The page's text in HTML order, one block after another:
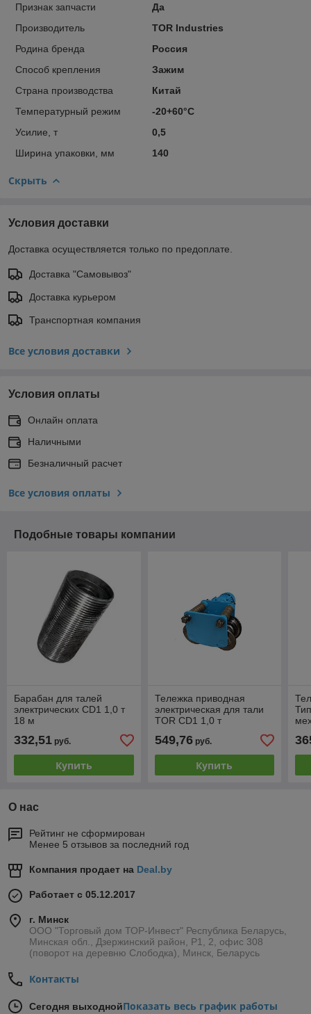
Признак запчасти
Да
Производитель
TOR Industries
Родина бренда
Россия
Способ крепления
Зажим
Страна производства
Китай
Температурный режим
-20+60°С
Усилие, т
0,5
Ширина упаковки, мм
140
Скрыть
Условия доставки
Доставка осуществляется только по предоплате.
Доставка "Самовывоз"
Доставка курьером
Транспортная компания
Все условия доставки
Условия оплаты
Онлайн оплата
Наличными
Безналичный расчет
Все условия оплаты
Подобные товары компании
Барабан для талей
электрических CD1 1,0 т
18 м
332,51 руб.
Купить
Тележка приводная
электрическая для тали
TOR CD1 1,0 т
549,76руб.
Купить
О нас
Рейтинг не сформирован
Менее 5 отзывов за последний год
Компания продает на Deal.by
Работает с 05.12.2017
г. Минск
ООО "Торговый дом ТОР-Инвест" Республика Беларусь,
Минская обл., Дзержинский район, Р1, 2, офис 308
(поворот на деревню Слободка), Минск, Беларусь
Контакты
Сегодня выходнойПоказать весь график работы